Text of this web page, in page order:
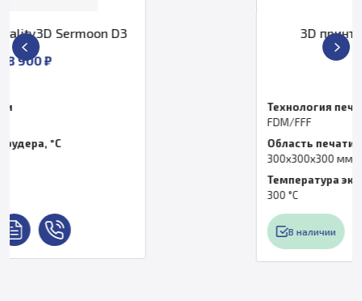
3D принтер Creality K1 Max